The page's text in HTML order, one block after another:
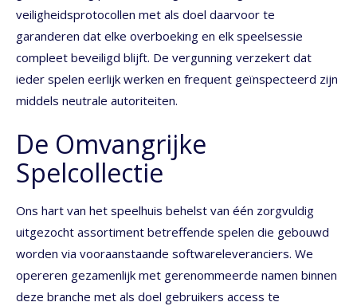
veiligheidsprotocollen met als doel daarvoor te
garanderen dat elke overboeking en elk speelsessie
compleet beveiligd blijft. De vergunning verzekert dat
ieder spelen eerlijk werken en frequent geïnspecteerd zijn
middels neutrale autoriteiten.
De Omvangrijke
Spelcollectie
Ons hart van het speelhuis behelst van één zorgvuldig
uitgezocht assortiment betreffende spelen die gebouwd
worden via vooraanstaande softwareleveranciers. We
opereren gezamenlijk met gerenommeerde namen binnen
deze branche met als doel gebruikers access te